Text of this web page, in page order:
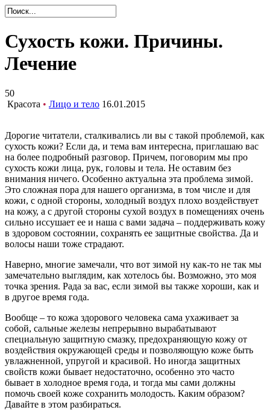
Сухость кожи. Причины.
Лечение
50
Красота • Лицо и тело 16.01.2015
Дорогие читатели, сталкивались ли вы с такой проблемой, как
сухость кожи? Если да, и тема вам интересна, приглашаю вас
на более подробный разговор. Причем, поговорим мы про
сухость кожи лица, рук, головы и тела. Не оставим без
внимания ничего. Особенно актуальна эта проблема зимой.
Это сложная пора для нашего организма, в том числе и для
кожи, с одной стороны, холодный воздух плохо воздействует
на кожу, а с другой стороны сухой воздух в помещениях очень
сильно иссушает ее и наша с вами задача – поддерживать кожу
в здоровом состоянии, сохранять ее защитные свойства. Да и
волосы наши тоже страдают.
Наверно, многие замечали, что вот зимой ну как-то не так мы
замечательно выглядим, как хотелось бы. Возможно, это моя
точка зрения. Рада за вас, если зимой вы также хороши, как и
в другое время года.
Вообще – то кожа здорового человека сама ухаживает за
собой, сальные железы непрерывно вырабатывают
специальную защитную смазку, предохраняющую кожу от
воздействия окружающей среды и позволяющую коже быть
увлажненной, упругой и красивой. Но иногда защитных
свойств кожи бывает недостаточно, особенно это часто
бывает в холодное время года, и тогда мы сами должны
помочь своей коже сохранить молодость. Каким образом?
Давайте в этом разбираться.